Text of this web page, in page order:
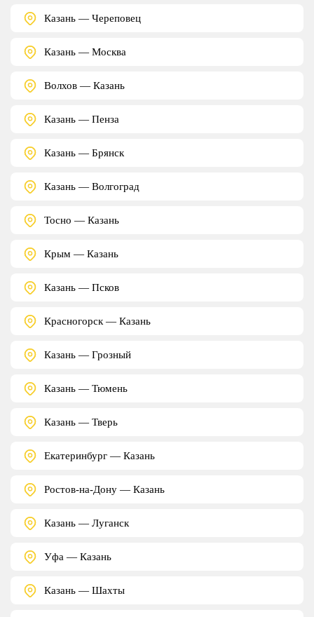
Казань — Череповец
Казань — Москва
Волхов — Казань
Казань — Пенза
Казань — Брянск
Казань — Волгоград
Тосно — Казань
Крым — Казань
Казань — Псков
Красногорск — Казань
Казань — Грозный
Казань — Тюмень
Казань — Тверь
Екатеринбург — Казань
Ростов-на-Дону — Казань
Казань — Луганск
Уфа — Казань
Казань — Шахты